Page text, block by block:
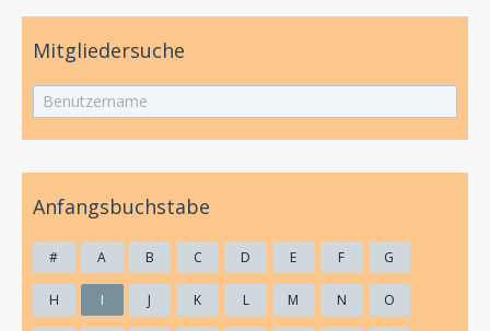
Mitgliedersuche
Anfangsbuchstabe
# A B C D E F G
H I J K L M N O